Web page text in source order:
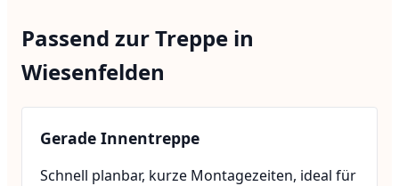
Passend zur Treppe in
Wiesenfelden
Gerade Innentreppe
Schnell planbar, kurze Montagezeiten, ideal für